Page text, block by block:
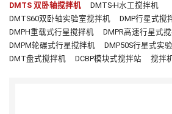
DMTS 双卧轴搅拌机
DMTS-H水工搅拌机
DMTS60双卧轴实验室搅拌机
DMP行星式搅
DMPH重载式行星搅拌机
DMPR高速行星式
DMPM轮碾式行星搅拌机
DMP50S行星式实
DMT盘式搅拌机
DCBP模块式搅拌站 搅拌